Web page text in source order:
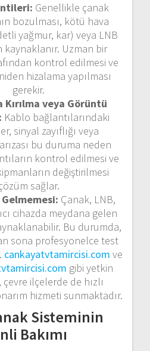
Genellikle çanak
bozulması, kötü hava
yağmur, kar) veya LNB
kaynaklanır. Uzman bir
kontrol edilmesi ve
hizalama yapılması
gerekir.
veya Görüntü
Kablo bağlantılarındaki
sinyal zayıflığı veya
bu duruma neden
kontrol edilmesi ve
değiştirilmesi
sağlar.
Çanak, LNB,
cihazda meydana gelen
Bu durumda,
sona profesyonelce test
cankayatvtamircisi.com ve
gibi yetkin
ilçelerde de hızlı
hizmeti sunmaktadır.
Sisteminin
Bakımı